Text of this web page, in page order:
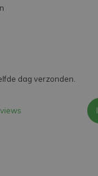
dag verzonden.